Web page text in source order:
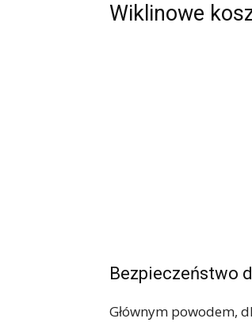
Wiklinowe
Bezpieczeństwo
Głównym powodem,